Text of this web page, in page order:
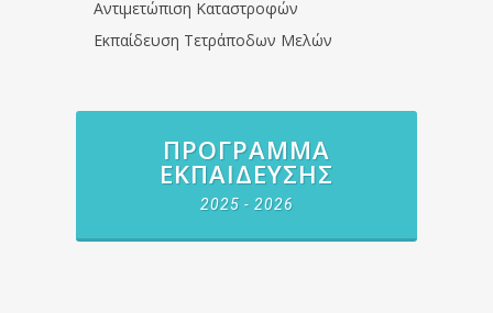
Αντιμετώπιση Καταστροφών
Εκπαίδευση Τετράποδων Μελών
ΠΡΌΓΡΑΜΜΑ
ΕΚΠΑΊΔΕΥΣΗΣ
2025 - 2026